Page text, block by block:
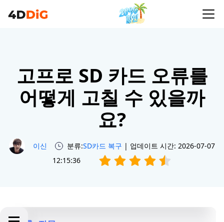
고프로 SD 카드 오류를
어떻게 고칠 수 있을까
요?
이신 분류:SD카드 복구 | 업데이트 시간: 2026-07-07
12:15:36